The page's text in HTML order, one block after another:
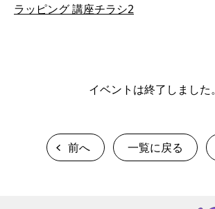
ラッピング 講座チラシ2
イベントは終了しました。
前へ 一覧に戻る